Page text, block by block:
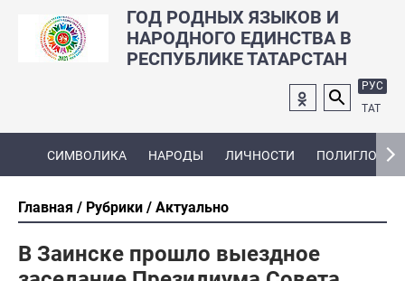
ГОД РОДНЫХ ЯЗЫКОВ И
НАРОДНОГО ЕДИНСТВА В
РЕСПУБЛИКЕ ТАТАРСТАН
РУС
ТАТ
СИМВОЛИКА НАРОДЫ ЛИЧНОСТИ ПОЛИГЛОТ
Главная Рубрики Актуально
В Заинске прошло выездное